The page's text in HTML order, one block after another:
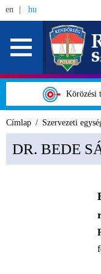
en hu
Körözési
Címlap Szervezeti
DR. BEDE